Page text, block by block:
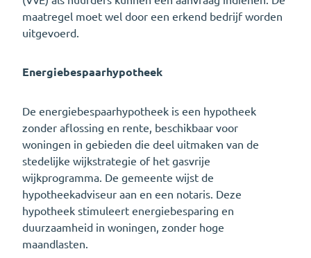
maatregel moet wel door een erkend bedrijf worden
uitgevoerd.
Energiebespaarhypotheek
De energiebespaarhypotheek is een hypotheek
zonder aflossing en rente, beschikbaar voor
woningen in gebieden die deel uitmaken van de
stedelijke wijkstrategie of het gasvrije
wijkprogramma. De gemeente wijst de
hypotheekadviseur aan en een notaris. Deze
hypotheek stimuleert energiebesparing en
duurzaamheid in woningen, zonder hoge
maandlasten.